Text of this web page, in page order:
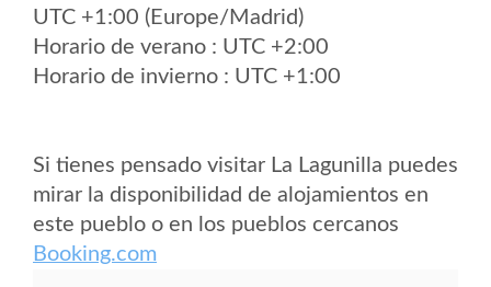
UTC +1:00 (Europe/Madrid)
Horario de verano : UTC +2:00
Horario de invierno : UTC +1:00
Si tienes pensado visitar La Lagunilla puedes
mirar la disponibilidad de alojamientos en
este pueblo o en los pueblos cercanos
Booking.com